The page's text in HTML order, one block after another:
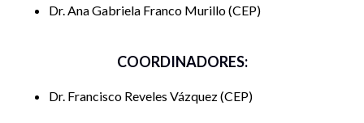
Dr. Ana Gabriela Franco Murillo CEP
COORDINADORES:
Dr. Francisco Reveles Vázquez CEP